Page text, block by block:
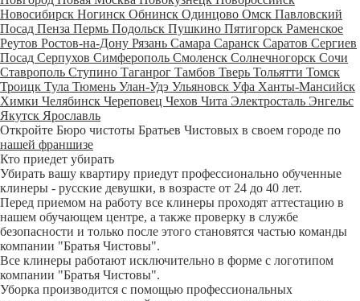
Новосибирск Ногинск Обнинск Одинцово Омск Павловский
Посад Пенза Пермь Подольск Пушкино Пятигорск Раменское
Реутов Ростов-на-Дону Рязань Самара Саранск Саратов Сергиев
Посад Серпухов Симферополь Смоленск Солнечногорск Сочи
Ставрополь Ступино Таганрог Тамбов Тверь Тольятти Томск
Троицк Тула Тюмень Улан-Удэ Ульяновск Уфа Ханты-Мансийск
Химки Челябинск Череповец Чехов Чита Электросталь Энгельс
Якутск Ярославль
Откройте Бюро чистоты Братьев Чистовых в своем городе по
нашей франшизе
Кто приедет убирать
Убирать вашу квартиру приедут профессионально обученные
клинеры - русские девушки, в возрасте от 24 до 40 лет.
Перед приемом на работу все клинеры проходят аттестацию в
нашем обучающем центре, а также проверку в службе
безопасности и только после этого становятся частью команды
компании "Братья Чистовы".
Все клинеры работают исключительно в форме с логотипом
компании "Братья Чистовы".
Уборка производится с помощью профессиональных